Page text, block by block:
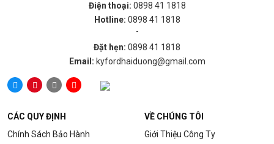
CÁC QUY ĐỊNH
Chính Sách Bảo Hành
VỀ CHÚNG TÔI
Giới Thiệu Công Ty
Điện thoại: 0898 41 1818
Hotline: 0898 41 1818
-
Đặt hẹn: 0898 41 1818
Email: kyfordhaiduong@gmail.com